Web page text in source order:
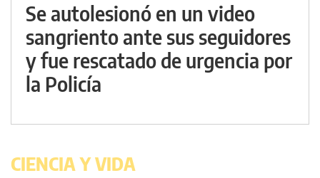
Se autolesionó en un video
sangriento ante sus seguidores
y fue rescatado de urgencia por
la Policía
CIENCIA Y VIDA